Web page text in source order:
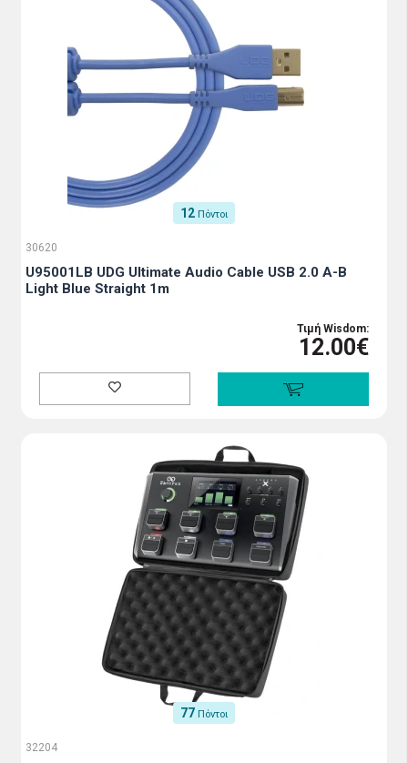
12 Πόντοι
30620
U95001LB UDG Ultimate Audio Cable USB 2.0 A-B
Light Blue Straight 1m
Τιμή Wisdom:
12.00€
77 Πόντοι
32204